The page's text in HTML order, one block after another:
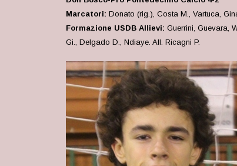
Marcatori: Donato (rig.), Costa M., Vartuca,
Formazione USDB Allievi: Guerrini, Guevara,
Gi., Delgado D., Ndiaye. All. Ricagni P.